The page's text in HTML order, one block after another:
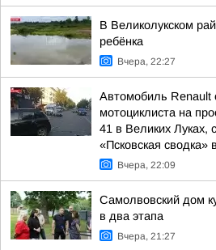
В Великолукском
ребёнка
Вчера, 22:27
Автомобиль Renault
мотоциклиста на
41 в Великих Луках,
«Псковская
Вчера, 22:09
Самолвовский дом
в два этапа
Вчера, 21:27